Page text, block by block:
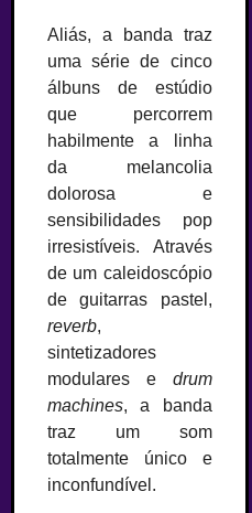
Aliás, a banda traz
uma série de cinco
álbuns de estúdio
que percorrem
habilmente a linha
da melancolia
dolorosa e
sensibilidades pop
irresistíveis. Através
de um caleidoscópio
de guitarras pastel,
reverb,
sintetizadores
modulares e drum
machines, a banda
traz um som
totalmente único e
inconfundível.